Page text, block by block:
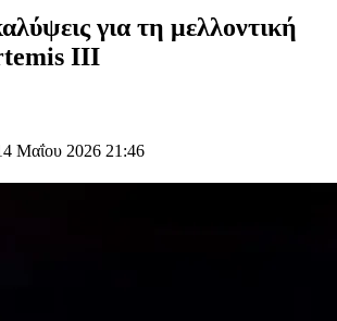
για τη μελλοντική
III
Μαΐου 2026 21:46